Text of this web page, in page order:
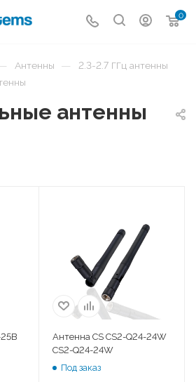
0
Антенны — 2.3-2.7 ГГц антенны
антенны
Антенна CS CS2-Q24-24W
CS2-Q24-24W
Под заказ